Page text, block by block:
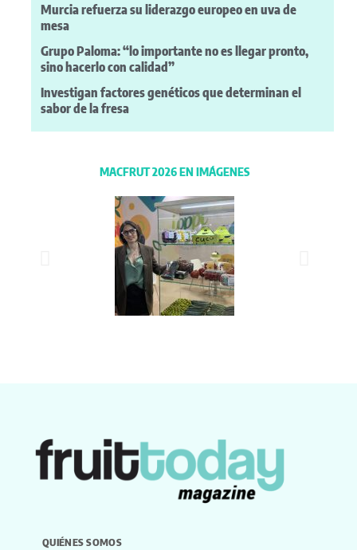
Murcia refuerza su liderazgo europeo en uva de
mesa
Grupo Paloma: “lo importante no es llegar pronto,
sino hacerlo con calidad”
Investigan factores genéticos que determinan el
sabor de la fresa
MACFRUT 2026 EN IMÁGENES
QUIÉNES SOMOS